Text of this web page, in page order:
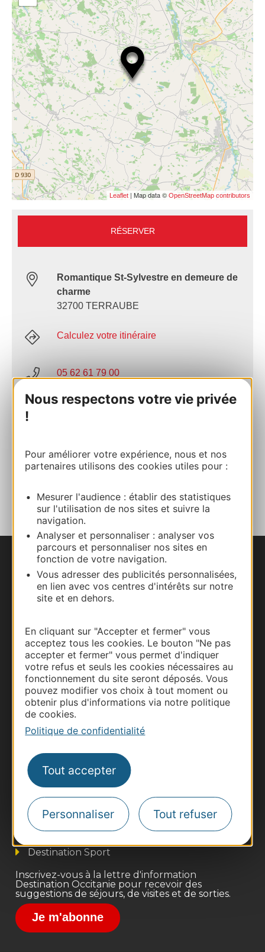
Nous respectons votre vie privée
!
Pour améliorer votre expérience, nous et nos
partenaires utilisons des cookies utiles pour :
Mesurer l'audience : établir des statistiques
sur l'utilisation de nos sites et suivre la
navigation.
Analyser et personnaliser : analyser vos
parcours et personnaliser nos sites en
fonction de votre navigation.
Vous adresser des publicités personnalisées,
en lien avec vos centres d'intérêts sur notre
site et en dehors.
En cliquant sur "Accepter et fermer" vous
acceptez tous les cookies. Le bouton "Ne pas
accepter et fermer" vous permet d'indiquer
votre refus et seuls les cookies nécessaires au
fonctionnement du site seront déposés. Vous
pouvez modifier vos choix à tout moment ou
obtenir plus d'informations via notre politique
de cookies.
Politique de confidentialité
Tout accepter
Personnaliser Tout refuser
Leaflet | Map data © OpenStreetMap contributors
RÉSERVER
Romantique St-Sylvestre en demeure de
charme
32700 TERRAUBE
Calculez votre itinéraire
05 62 61 79 00
E-mail
Nous contacter
Carte interactive
Thermalisme
Business/Mice
Pros d'Occitanie
Site presse et d'influence
Voyagistes
Destination Sport
Inscrivez-vous à la lettre d'information
Destination Occitanie pour recevoir des
suggestions de séjours, de visites et de sorties.
Je m'abonne